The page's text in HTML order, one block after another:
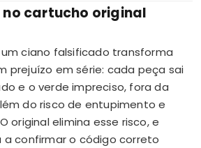
no cartucho original
um ciano falsificado transforma
prejuízo em série: cada peça sai
e o verde impreciso, fora da
do risco de entupimento e
original elimina esse risco, e
a confirmar o código correto